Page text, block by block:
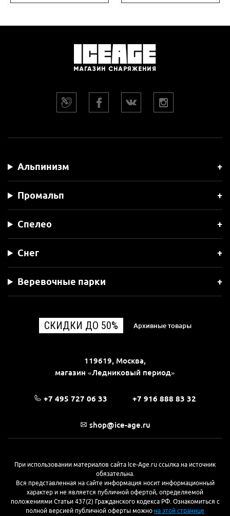
Альпинизм
Промальп
Спелео
Снег
Веревочные парки
СКИДКИ ДО 50% Архивные товары
119619, Москва,
магазин «Ледниковый период»
+7 495 727 06 33 +7 916 888 83 32
shop@ice-age.ru
При использовании материалов сайта Ice-Age.ru ссылка на источник
обязательна.
Вся представленная на сайте информация носит информационный
характер и не является публичной офертой, определяемой
положениями Статьи 437(2) Гражданского кодекса РФ. Ознакомиться с
полной версией публичной оферты можно на этой странице